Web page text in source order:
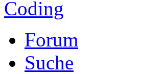
Forum
Suche